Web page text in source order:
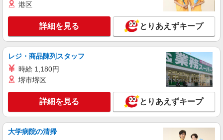
人気機種に詳しくなれる携帯販売【docomo】
時給1500円〜1700円（経験・能力による） ※
残業代支給 ★交通費全額支給 ゜+゜・。○。・゜
+゜・。○。・゜+゜ 入社祝い金10万円支給(規定
有) お友達を紹介頂くと, インセンティブ支給(規定
有) ★月2回払い・週払い可能（規程有）★ ゜・。
愛知県一宮市の家電量販店
詳細を見る
紹介予定派遣
スマホ携帯販売【エーユー】
月給273200円〜 ※残業手当別途支給 ※研修期
間6か月・時給1550円〜 ★交通費別途支給（規定
港区
詳細を見る とりあえずキープ
レジ・商品陳列スタッフ
時給 1,180円
堺市堺区
詳細を見る とりあえずキープ
大学病院の清掃